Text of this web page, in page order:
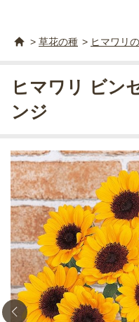
> 草花の種 > ヒマワリ
ヒマワリ ビン
ンジ